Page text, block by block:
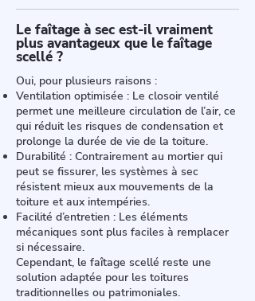
Le faîtage à sec est-il vraiment
plus avantageux que le faîtage
scellé ?
Oui, pour plusieurs raisons :
Ventilation optimisée : Le closoir ventilé
permet une meilleure circulation de l’air, ce
qui réduit les risques de condensation et
prolonge la durée de vie de la toiture.
Durabilité : Contrairement au mortier qui
peut se fissurer, les systèmes à sec
résistent mieux aux mouvements de la
toiture et aux intempéries.
Facilité d’entretien : Les éléments
mécaniques sont plus faciles à remplacer
si nécessaire.
Cependant, le faîtage scellé reste une
solution adaptée pour les toitures
traditionnelles ou patrimoniales.